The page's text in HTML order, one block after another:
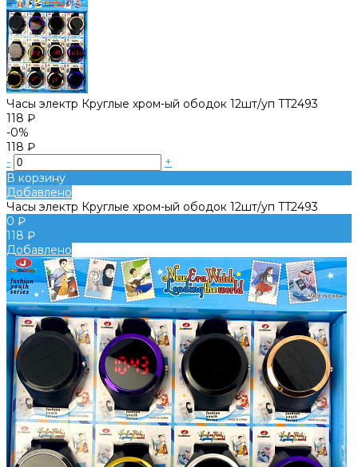
Часы электр Круглые хром-ый ободок 12шт/уп TT2493
118 ₽
-0%
118 ₽
-
+
В корзину
Добавлено
Часы электр Круглые хром-ый ободок 12шт/уп TT2493
0 ₽
118 ₽
Добавлено